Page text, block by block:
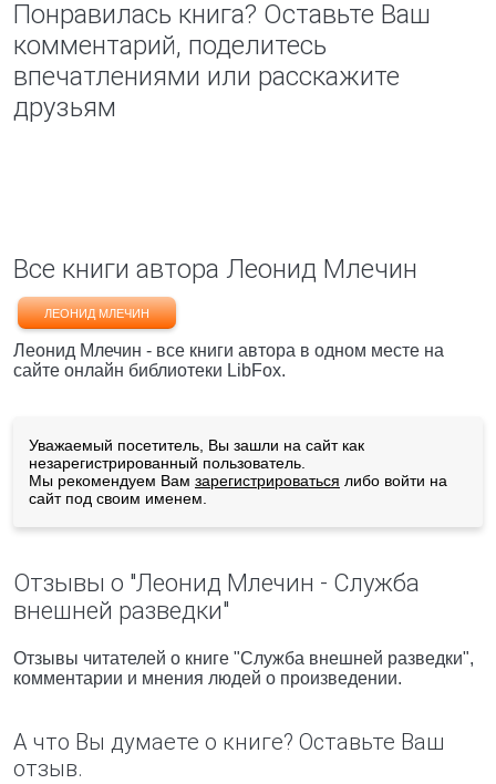
Понравилась книга? Оставьте Ваш
комментарий, поделитесь
впечатлениями или расскажите
друзьям
Все книги автора Леонид Млечин
ЛЕОНИД МЛЕЧИН
Леонид Млечин - все книги автора в одном месте на
сайте онлайн библиотеки LibFox.
Уважаемый посетитель, Вы зашли на сайт как
незарегистрированный пользователь.
Мы рекомендуем Вам зарегистрироваться либо войти на
сайт под своим именем.
Отзывы о "Леонид Млечин - Служба
внешней разведки"
Отзывы читателей о книге "Служба внешней разведки",
комментарии и мнения людей о произведении.
А что Вы думаете о книге? Оставьте Ваш
отзыв.